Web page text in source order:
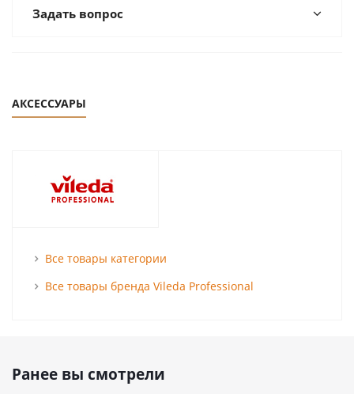
Задать вопрос
АКСЕССУАРЫ
Все товары категории
Все товары бренда Vileda Professional
Ранее вы смотрели